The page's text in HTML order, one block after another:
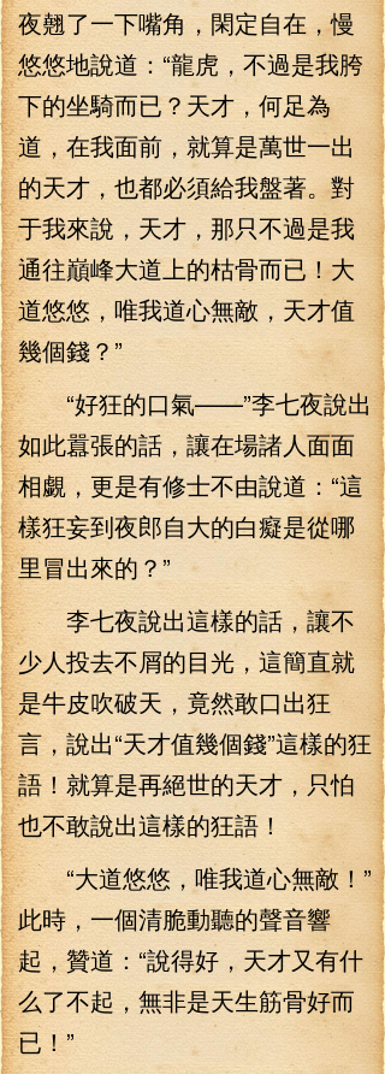
夜翹了一下嘴角，閑定自在，慢
悠悠地說道：“龍虎，不過是我胯
下的坐騎而已？天才，何足為
道，在我面前，就算是萬世一出
的天才，也都必須給我盤著。對
于我來說，天才，那只不過是我
通往巔峰大道上的枯骨而已！大
道悠悠，唯我道心無敵，天才值
幾個錢？”
“好狂的口氣——”李七夜說出
如此囂張的話，讓在場諸人面面
相覷，更是有修士不由說道：“這
樣狂妄到夜郎自大的白癡是從哪
里冒出來的？”
李七夜說出這樣的話，讓不
少人投去不屑的目光，這簡直就
是牛皮吹破天，竟然敢口出狂
言，說出“天才值幾個錢”這樣的狂
語！就算是再絕世的天才，只怕
也不敢說出這樣的狂語！
“大道悠悠，唯我道心無敵！”
此時，一個清脆動聽的聲音響
起，贊道：“說得好，天才又有什
么了不起，無非是天生筋骨好而
已！”